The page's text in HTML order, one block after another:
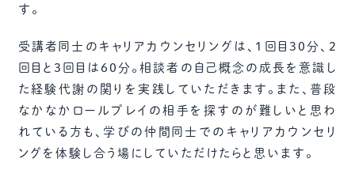
す。
受講者同士のキャリアカウンセリングは、1回目30分、2
回目と3回目は60分。相談者の自己概念の成長を意識し
た経験代謝の関りを実践していただきます。また、普段
なかなかロールプレイの相手を探すのが難しいと思わ
れている方も、学びの仲間同士でのキャリアカウンセリ
ングを体験し合う場にしていただけたらと思います。